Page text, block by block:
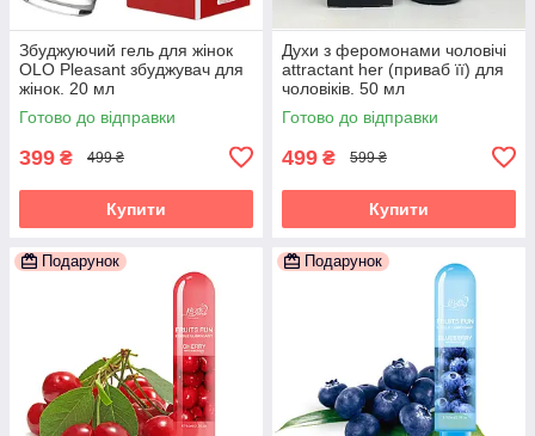
Збуджуючий гель для жінок
OLO Pleasant збуджувач для
жінок. 20 мл
Готово до відправки
399 ₴ 499 ₴
Купити
Духи з феромонами чоловічі
attractant her (приваб її) для
чоловіків. 50 мл
Готово до відправки
499 ₴ 599 ₴
Купити
Подарунок Подарунок